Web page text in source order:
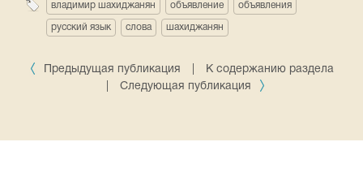
владимир шахиджанян объявление объявления
русский язык слова шахиджанян
Предыдущая публикация
К содержанию раздела
Следующая публикация